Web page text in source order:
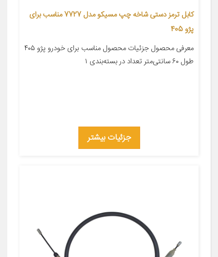
کابل ترمز دستی شاخه چپ مسیکو مدل 7727 مناسب برای
پژو 405
معرفی محصول جزئیات محصول مناسب برای خودرو پژو ۴۰۵
طول ۶۰ سانتی‌متر تعداد در بسته‌بندی ۱
جزئیات بیشتر